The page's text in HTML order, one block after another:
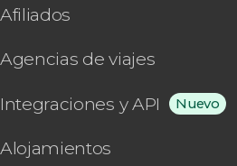
Afiliados
Agencias de viajes
Integraciones y API Nuevo
Alojamientos